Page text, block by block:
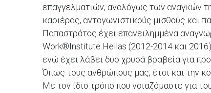
επαγγελματιών, αναλόγως των αναγκών
καριέρας, ανταγωνιστικούς μισθούς και
Παπαστράτος έχει επανειλημμένα
Work®Institute Hellas (2012-2014 και
ενώ έχει λάβει δύο χρυσά βραβεία για
Όπως τους ανθρώπους μας, έτσι και την
Με τον ίδιο τρόπο που νοιαζόμαστε για